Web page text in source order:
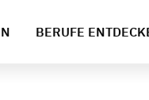
BERUFE